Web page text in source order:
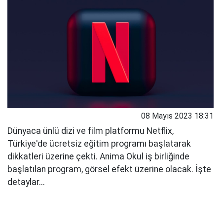
08 Mayıs 2023 18:31
Dünyaca ünlü dizi ve film platformu Netflix,
Türkiye'de ücretsiz eğitim programı başlatarak
dikkatleri üzerine çekti. Anima Okul iş birliğinde
başlatılan program, görsel efekt üzerine olacak. İşte
detaylar...